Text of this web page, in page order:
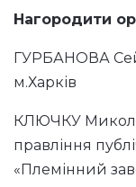
Нагородити
ГУРБАНОВА
м.Харків
КЛЮЧКУ
правління
«Племінний